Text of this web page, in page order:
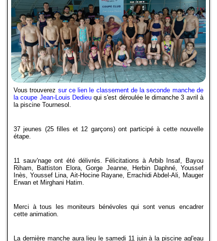
Formations
Historique
Piscines de la région
Mon Club
Vous trouverez sur ce lien le classement de la seconde manche de
la coupe Jean-Louis Dedieuqui s'est déroulée le dimanche 3 avril à
la piscine Tournesol.
37 jeunes (25 filles et 12 garçons) ont participé à cette nouvelle
étape.
11 sauv'nage ont été délivrés. Félicitations à Arbib Insaf, Bayou
Riham, Battiston Elora, Gorge Jeanne, Herbin Daphné, Youssef
Inès, Youssef Lina, Ait-Hocine Rayane, Errachidi Abdel-Ali, Mauger
Erwan et Mirghani Hatim.
Merci à tous les moniteurs bénévoles qui sont venus encadrer
cette animation.
La dernière manche aura lieu le samedi 11 juin à la piscine agl'eau